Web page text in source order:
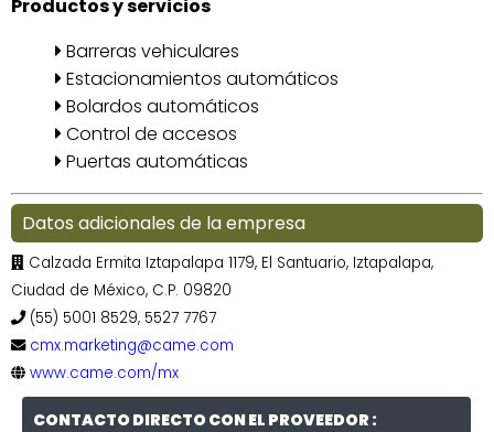
Productos y servicios
Barreras vehiculares
Estacionamientos automáticos
Bolardos automáticos
Control de accesos
Puertas automáticas
Datos adicionales de la empresa
Calzada Ermita Iztapalapa 1179, El Santuario, Iztapalapa,
Ciudad de México, C.P. 09820
(55) 5001 8529, 5527 7767
cmx.marketing@came.com
www.came.com/mx
CONTACTO DIRECTO CON EL PROVEEDOR :